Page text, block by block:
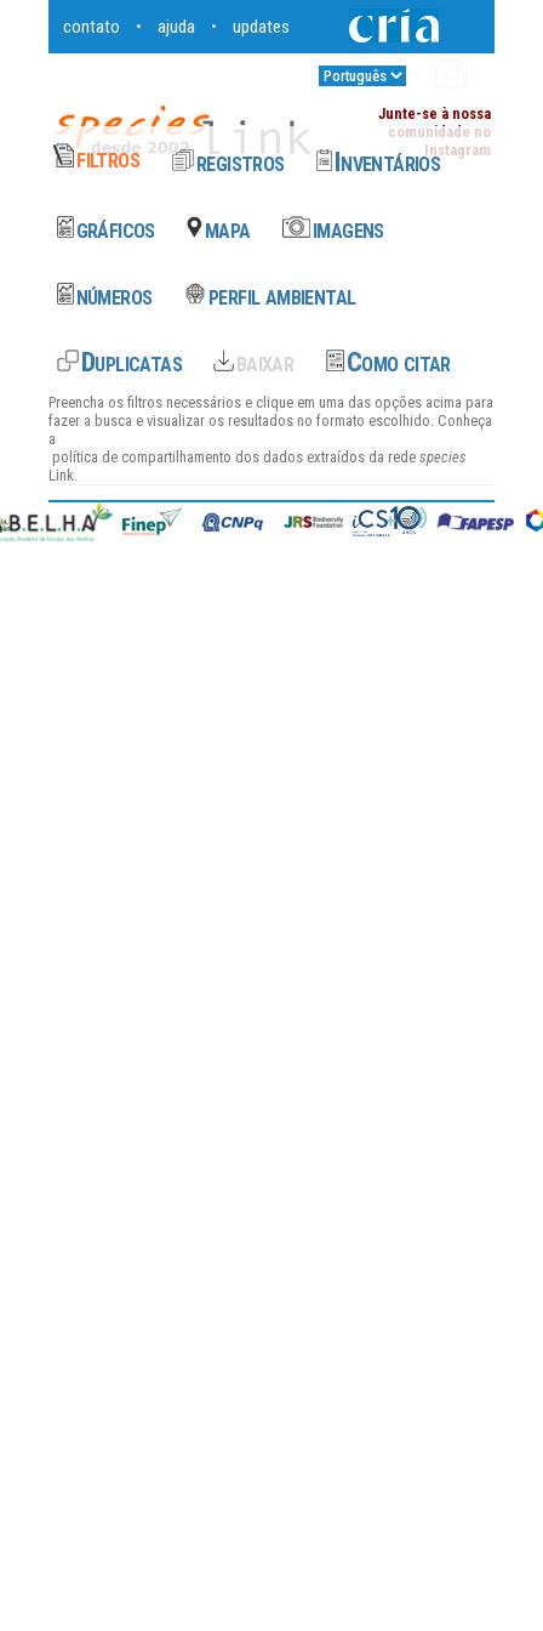
contato • ajuda • updates
Junte-se à nossa
comunidade no
Instagram
Preencha os filtros necessários e clique em uma das opções acima para
fazer a busca e visualizar os resultados no formato escolhido. Conheça
a
política de compartilhamento dos dados extraídos da rede species
Link.